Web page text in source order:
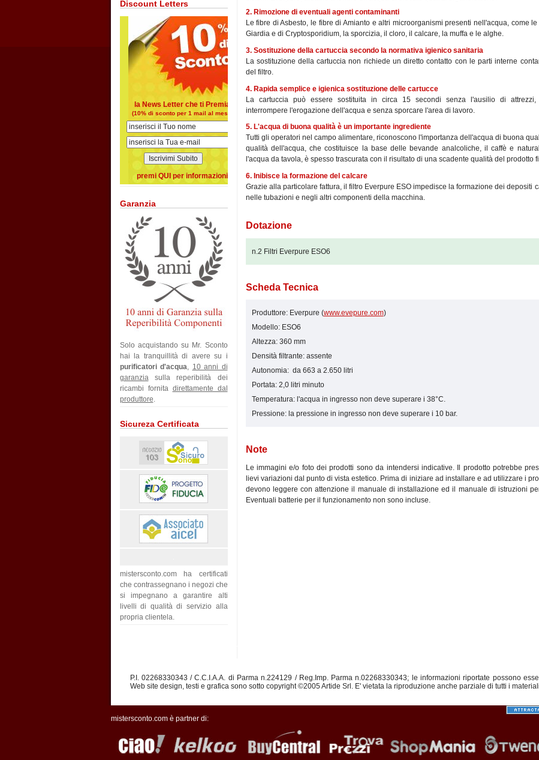
Discount Letters
la News Letter che ti Premia
(10% di sconto per 1 mail al mese)
premi QUI per informazioni
Garanzia
Solo acquistando su Mr. Sconto
hai la tranquillità di avere su i
purificatori d'acqua, 10 anni di
garanziasulla reperibilità dei
ricambi fornita direttamente dal
produttore.
Sicureza Certificata
mistersconto.com ha certificati
che contrassegnano i negozi che
si impegnano a garantire alti
livelli di qualità di servizio alla
propria clientela.
2. Rimozione di eventuali agenti contaminanti
Le fibre di Asbesto, le fibre di Amianto e altri microorganismi presenti nell'acqua, come
Giardia e di Cryptosporidium, la sporcizia, il cloro, il calcare, la muffa e le alghe.
3. Sostituzione della cartuccia secondo la normativa igienico sanitaria
La sostituzione della cartuccia non richiede un diretto contatto con le parti interne
del filtro.
4. Rapida semplice e igienica sostituzione delle cartucce
La cartuccia può essere sostituita in circa 15 secondi senza l'ausilio di attrezzi,
interrompere l'erogazione dell'acqua e senza sporcare l'area di lavoro.
5. L'acqua di buona qualità è un importante ingrediente
Tutti gli operatori nel campo alimentare, riconoscono l'importanza dell'acqua di buona
qualità dell'acqua, che costituisce la base delle bevande analcoliche, il caffè e
l'acqua da tavola, è spesso trascurata con il risultato di una scadente qualità del prodotto
6. Inibisce la formazione del calcare
Grazie alla particolare fattura, il filtro Everpure ESO impedisce la formazione dei depositi
nelle tubazioni e negli altri componenti della macchina.
Dotazione
n.2 Filtri Everpure ESO6
Scheda Tecnica
Produttore: Everpure (www.evepure.com)
Modello: ESO6
Altezza: 360 mm
Densità filtrante: assente
Autonomia: da 663 a 2.650 litri
Portata: 2,0 litri minuto
Temperatura: l'acqua in ingresso non deve superare i 38°C.
Pressione: la pressione in ingresso non deve superare i 10 bar.
Note
Le immagini e/o foto dei prodotti sono da intendersi indicative. Il prodotto potrebbe
lievi variazioni dal punto di vista estetico. Prima di iniziare ad installare e ad utilizzare i
devono leggere con attenzione il manuale di installazione ed il manuale di istruzioni
Eventuali batterie per il funzionamento non sono incluse.
P.I. 02268330343 / C.C.I.A.A. di Parma n.224129 / Reg.Imp. Parma n.02268330343; le informazioni riportate possono
Web site design, testi e grafica sono sotto copyright ©2005 Artide Srl. E' vietata la riproduzione anche parziale di tutti i
mistersconto.com è partner di: